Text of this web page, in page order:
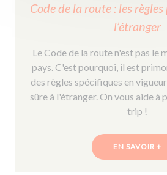
Code de la route : les
l’étranger
Le Code de la route n'est pas le
pays. C'est pourquoi, il est
des règles spécifiques en
sûre à l'étranger. On vous aide à
trip !
EN SAVOIR +